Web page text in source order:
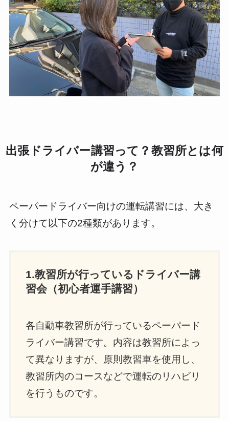
出張ドライバー講習って？教習所とは何
が違う？
ペーパードライバー向けの運転講習には、大き
く分けて以下の2種類があります。
1.教習所が行っているドライバー講
習会（初心者運手講習）
各自動車教習所が行っているペーパード
ライバー講習です。内容は教習所によっ
て異なりますが、原則教習車を使用し、
教習所内のコースなどで運転のリハビリ
を行うものです。